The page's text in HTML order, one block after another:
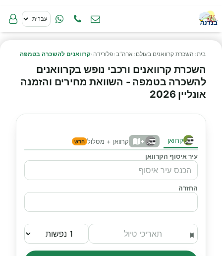
בית› השכרת קרוואנים בעולם › ארה"ב›פלורידה ›קרוואנים להשכרה בטמפה
השכרת קרוואנים ורכבי נופש בקרוואנים
להשכרה בטמפה - השוואת מחירים והזמנה
אונליין 2026
קרוואן + קרוואן + מסלול חדש
עיר איסוף הקרוואן
החזרה